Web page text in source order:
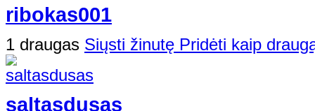
ribokas001
1 draugas Siųsti žinutę Pridėti kaip
saltasdusas